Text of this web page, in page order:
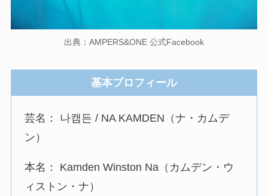
出典：AMPERS&ONE 公式Facebook
基本プロフィール
芸名： 나캠든 / NA KAMDEN（ナ・カムデ
ン）
本名： Kamden Winston Na（カムデン・ウ
ィストン・ナ）